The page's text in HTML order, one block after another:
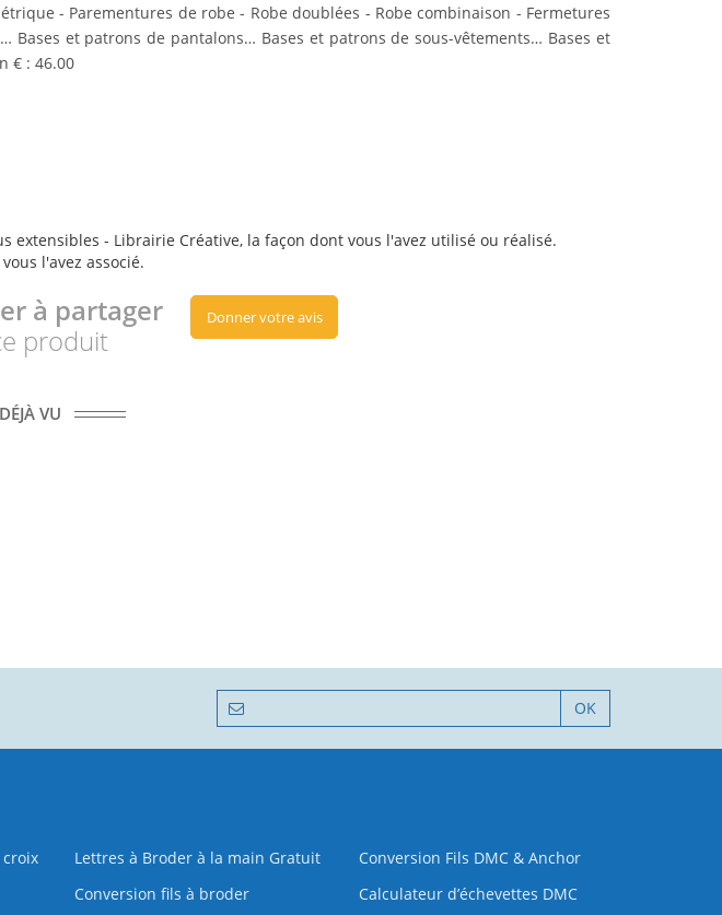
- Parementures de robe - Robe doublées - Robe combinaison - Fermetures
et patrons de pantalons… Bases et patrons de sous-vêtements… Bases et
€ : 46.00
extensibles - Librairie Créative, la façon dont vous l'avez utilisé ou réalisé.
l'avez associé.
à partager
produit
Donner votre avis
VU
OK
Lettres à Broder à la main Gratuit
Conversion Fils DMC & Anchor
Conversion fils à broder
Calculateur d’échevettes DMC